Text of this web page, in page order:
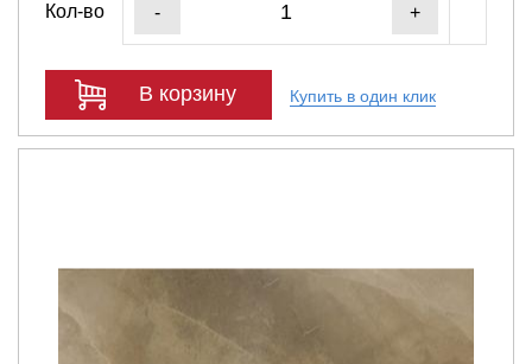
Кол-во - +
В корзину Купить в один клик